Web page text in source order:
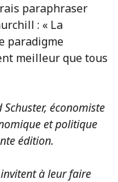
paraphraser
: « La
paradigme
meilleur que tous
économiste
et politique
édition.
invitent à leur faire